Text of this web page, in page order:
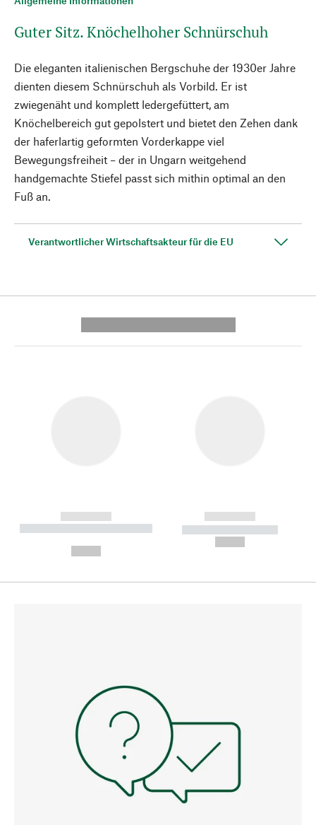
Guter Sitz. Knöchelhoher Schnürschuh
Die eleganten italienischen Bergschuhe der 1930er Jahre
dienten diesem Schnürschuh als Vorbild. Er ist
zwiegenäht und komplett ledergefüttert, am
Knöchelbereich gut gepolstert und bietet den Zehen dank
der haferlartig geformten Vorderkappe viel
Bewegungsfreiheit – der in Ungarn weitgehend
handgemachte Stiefel passt sich mithin optimal an den
Fuß an.
Verantwortlicher Wirtschaftsakteur für die EU
------------
----------- ----------- --------
------------
----------- -----------